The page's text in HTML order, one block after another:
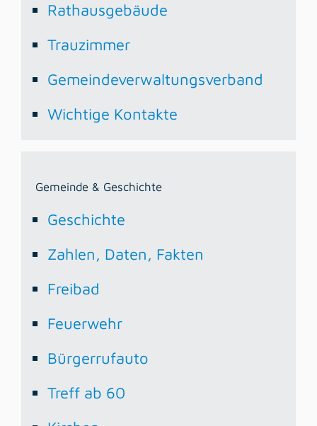
Rathausgebäude
Trauzimmer
Gemeindeverwaltungsverband
Wichtige Kontakte
Gemeinde & Geschichte
Geschichte
Zahlen, Daten, Fakten
Freibad
Feuerwehr
Bürgerrufauto
Treff ab 60